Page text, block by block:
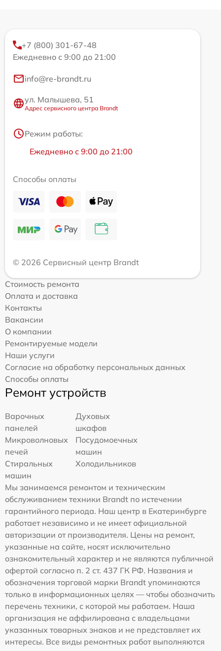
+7 (800) 301-67-48
Ежедневно с 9:00 до 21:00
info@re-brandt.ru
ул. Малышева, 51
Адрес сервисного центра Brandt
Режим работы:
Ежедневно с 9:00 до 21:00
Способы оплаты
© 2026 Сервисный центр Brandt
Стоимость ремонта
Оплата и доставка
Контакты
Вакансии
О компании
Ремонтируемые модели
Наши услуги
Согласие на обработку персональных данных
Способы оплаты
Ремонт устройств
Варочных
панелей
Духовых
шкафов
Микроволновых
печей
Посудомоечных
машин
Стиральных
машин
Холодильников
Мы занимаемся ремонтом и техническим
обслуживанием техники Brandt по истечении
гарантийного периода. Наш центр в Екатеринбурге
работает независимо и не имеет официальной
авторизации от производителя. Цены на ремонт,
указанные на сайте, носят исключительно
ознакомительный характер и не являются публичной
офертой согласно п. 2 ст. 437 ГК РФ. Названия и
обозначения торговой марки Brandt упоминаются
только в информационных целях — чтобы обозначить
перечень техники, с которой мы работаем. Наша
организация не аффилирована с владельцами
указанных товарных знаков и не представляет их
интересы. Все виды ремонтных работ выполняются